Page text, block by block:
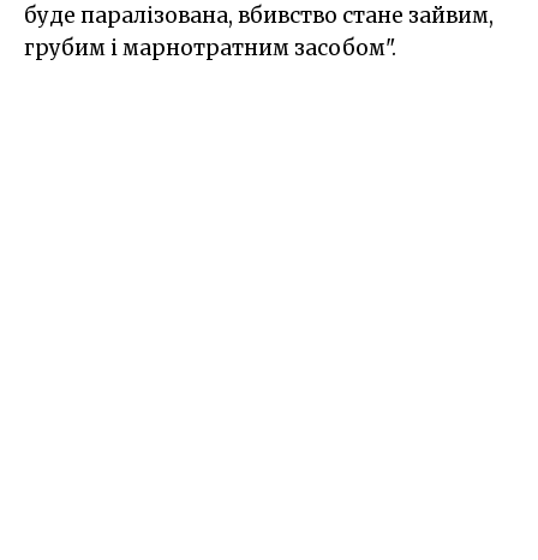
буде паралізована, вбивство стане зайвим,
грубим і марнотратним засобом".